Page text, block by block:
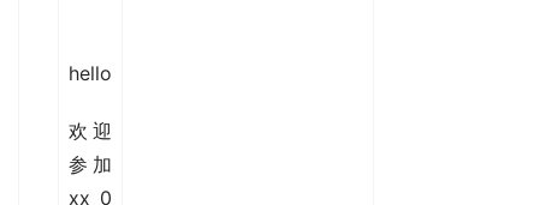
hello
欢迎
参加
xx 0